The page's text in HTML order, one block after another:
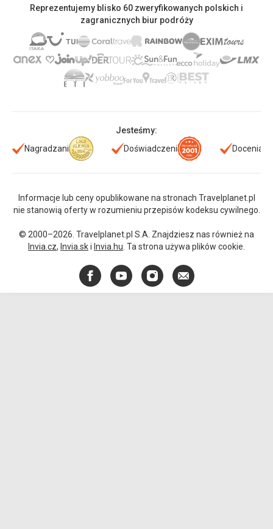
Reprezentujemy blisko 60 zweryfikowanych polskich i
zagranicznych biur podróży
Jesteśmy:
Nagradzani
Doświadczeni Doceniani
Informacje lub ceny opublikowane na stronach Travelplanet.pl
nie stanowią oferty w rozumieniu przepisów kodeksu cywilnego.
© 2000–2026. Travelplanet.pl S.A. Znajdziesz nas również na
Invia.cz, Invia.ski Invia.hu . Ta strona używa plików cookie.
FacebookYouTubeInstagram
E-
mail